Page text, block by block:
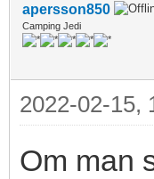
apersson850
Camping Jedi
2022-02-15,
Om man